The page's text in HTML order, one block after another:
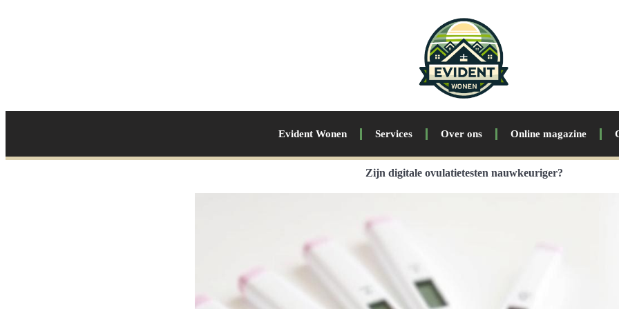
Evident Wonen Services Over ons Online magazine
Zijn digitale ovulatietesten nauwkeuriger?